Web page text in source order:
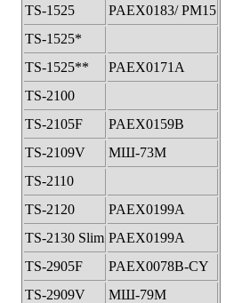
TS-1525
PAEX0183/ PM15
TS-1525*
TS-1525**
PAEX0171A
TS-2100
TS-2105F
PAEX0159B
TS-2109V
МШ-73М
TS-2110
TS-2120
PAEX0199A
TS-2130 Slim PAEX0199A
TS-2905F
PAEX0078B-CY
TS-2909V
МШ-79М